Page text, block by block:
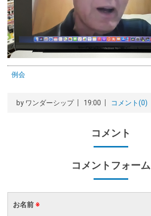
例会
by ワンダーシップ 19:00 コメント(0)
コメント
コメントフォーム
お名前 ※